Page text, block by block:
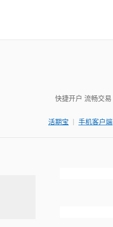
快捷开户 流畅交易
活期宝 | 手机客户端